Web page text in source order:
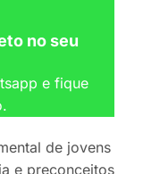
no seu
e fique
de jovens
e preconceitos